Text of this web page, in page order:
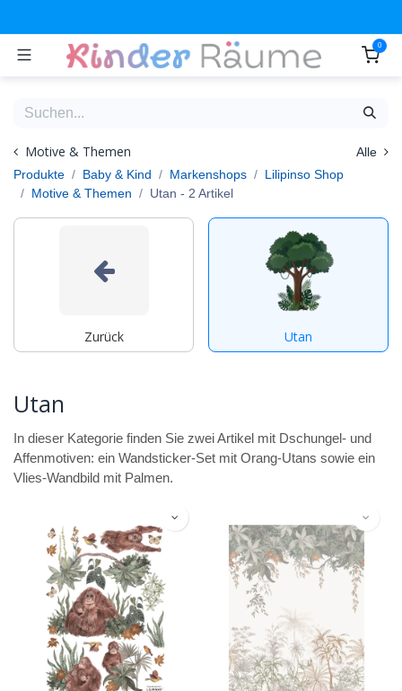
0
Motive & Themen
Alle
Produkte
Baby & Kind Markenshops
Lilipinso Shop
Motive & Themen
Utan - 2 Artikel
Zurück Utan
Utan
In dieser Kategorie finden Sie zwei Artikel mit Dschungel- und
Affenmotiven: ein Wandsticker-Set mit Orang-Utans sowie ein
Vlies-Wandbild mit Palmen.